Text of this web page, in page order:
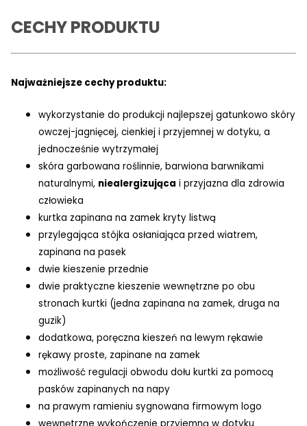
CECHY PRODUKTU
Najważniejsze cechy produktu:
wykorzystanie do produkcji najlepszej gatunkowo skóry
owczej-jagnięcej, cienkiej i przyjemnej w dotyku, a
jednocześnie wytrzymałej
skóra garbowana roślinnie, barwiona barwnikami
naturalnymi, niealergizująca i przyjazna dla zdrowia
człowieka
kurtka zapinana na zamek kryty listwą
przylegająca stójka osłaniająca przed wiatrem,
zapinana na pasek
dwie kieszenie przednie
dwie praktyczne kieszenie wewnętrzne po obu
stronach kurtki (jedna zapinana na zamek, druga na
guzik)
dodatkowa, poręczna kieszeń na lewym rękawie
rękawy proste, zapinane na zamek
możliwość regulacji obwodu dołu kurtki za pomocą
pasków zapinanych na napy
na prawym ramieniu sygnowana firmowym logo